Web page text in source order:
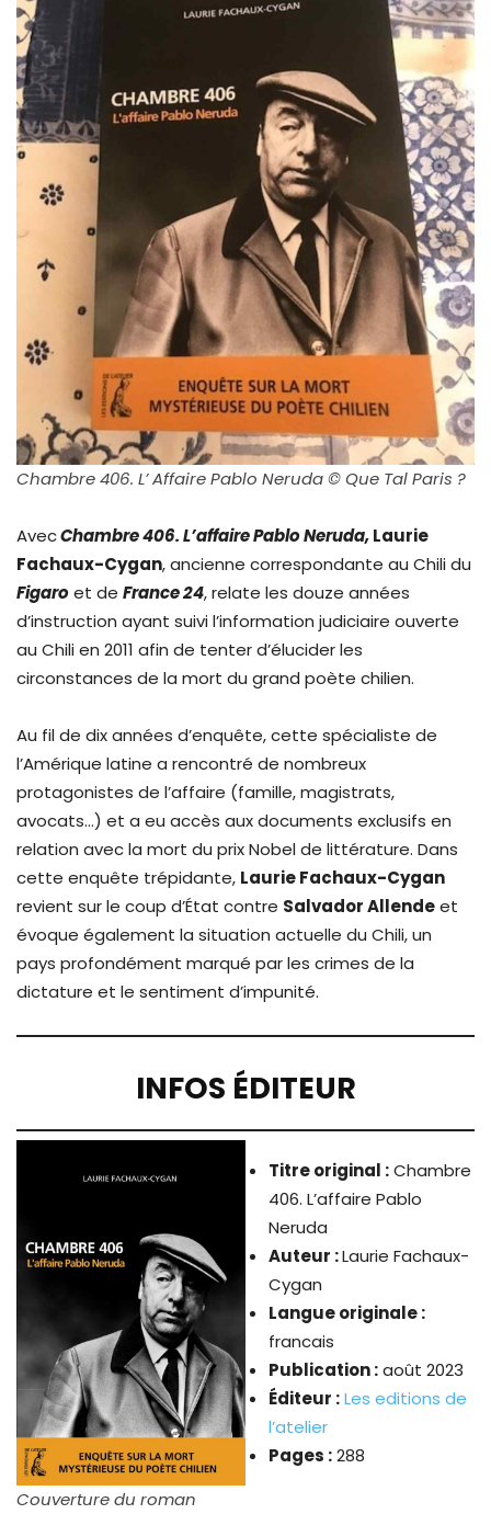
Chambre 406. L’ Affaire Pablo Neruda © Que Tal Paris ?
AvecChambre 406. L’affaire Pablo Neruda,Laurie
Fachaux-Cygan, ancienne correspondante au Chili du
Figaroet de France 24, relate les douze années
d’instruction ayant suivi l’information judiciaire ouverte
au Chili en 2011 afin de tenter d’élucider les
circonstances de la mort du grand poète chilien.
Au fil de dix années d’enquête, cette spécialiste de
l’Amérique latine a rencontré de nombreux
protagonistes de l’affaire (famille, magistrats,
avocats…) et a eu accès aux documents exclusifs en
relation avec la mort du prix Nobel de littérature. Dans
cette enquête trépidante, Laurie Fachaux-Cygan
revient sur le coup d’État contre Salvador Allendeet
évoque également la situation actuelle du Chili, un
pays profondément marqué par les crimes de la
dictature et le sentiment d’impunité.
INFOS ÉDITEUR
Couverture du roman
Titre original :Chambre
406. L’affaire Pablo
Neruda
Auteur :Laurie Fachaux-
Cygan
Langue originale :
francais
Publication :août 2023
Éditeur :Les editions de
l’atelier
Pages :288